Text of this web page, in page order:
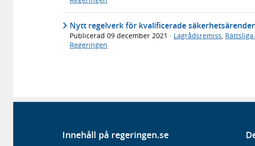
Nytt regelverk för kvalificerade
Publicerad 09 december 2021 · Lagrådsremiss,
Regeringen
Innehåll på regeringen.se